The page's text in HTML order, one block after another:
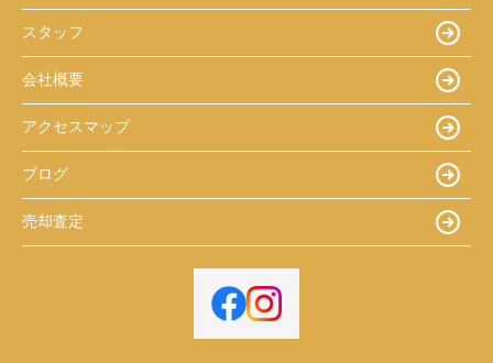
スタッフ
会社概要
アクセスマップ
ブログ
売却査定